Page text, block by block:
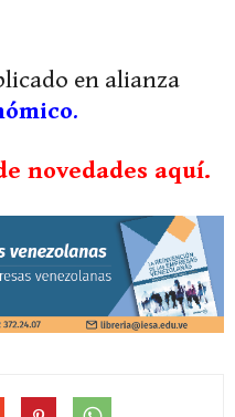
en alianza
.
novedades aquí.